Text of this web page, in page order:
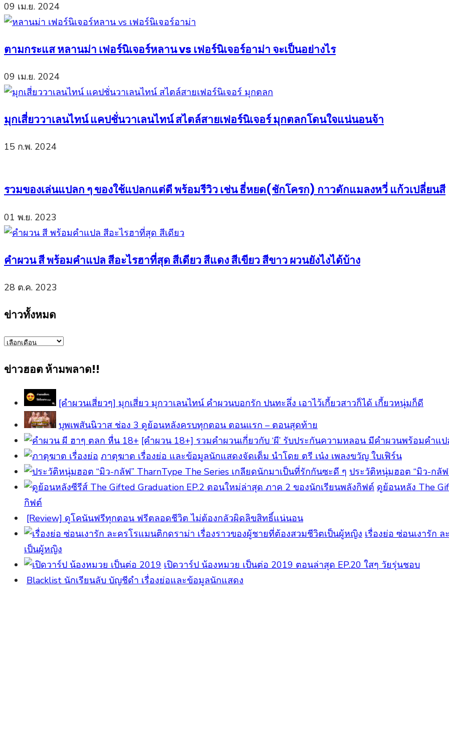
09 เม.ย. 2024
ตามกระแส หลานม่า เฟอร์นิเจอร์หลาน vs เฟอร์นิเจอร์อาม่า จะเป็นอย่างไร
09 เม.ย. 2024
มุกเสี่ยววาเลนไทน์ แคปชั่นวาเลนไทน์ สไตล์สายเฟอร์นิเจอร์ มุกตลกโดนใจแน่นอนจ้า
15 ก.พ. 2024
รวมของเล่นแปลก ๆ ของใช้แปลกแต่ดี พร้อมรีวิว เช่น ธี่หยด(ชักโครก) กาวดักแมลงหวี่ แก้วเปลี่ยนสี
01 พ.ย. 2023
คำผวน สี พร้อมคำแปล สีอะไรฮาที่สุด สีเดียว สีแดง สีเขียว สีขาว ผวนยังไงได้บ้าง
28 ต.ค. 2023
ข่าวทั้งหมด
ข่าว
ข่าวฮอต ห้ามพลาด!!
[คำผวนเสี่ยวๆ] มุกเสี่ยว มุกวาเลนไทน์ คำผวนบอกรัก ปนทะลึ่ง เอาไว้เกี้ยวสาวก็ได้ เกี้ยวหนุ่มก็ดี
บุพเพสันนิวาส ช่อง 3 ดูย้อนหลังครบทุกตอน ตอนแรก – ตอนสุดท้าย
[คําผวน 18+] รวมคำผวนเกี่ยวกับ ‘ผี’ รับประกันความหลอน มีคำผวนพร้อมคำแ
ภาตุฆาต เรื่องย่อ และข้อมูลนักแสดงจัดเต็ม นำโดย ตรี เน๋ง เพลงขวัญ ใบเฟิร์น
ประวัติหนุ่มฮอต “มิว-กลั
ดูย้อนหลัง The
กิฟต์
[Review] ดูโคนันฟรีทุกตอน ฟรีตลอดชีวิต ไม่ต้องกลัวผิดลิขสิทธิ์แน่นอน
เรื่องย่อ ซ่อนเงารัก
เป็นผู้หญิง
เปิดวาร์ป น้องหมวย เป็นต่อ 2019 ตอนล่าสุด EP.20 ใสๆ วัยรุ่นชอบ
Blacklist นักเรียนลับ บัญชีดำ เรื่องย่อและข้อมูลนักแสดง